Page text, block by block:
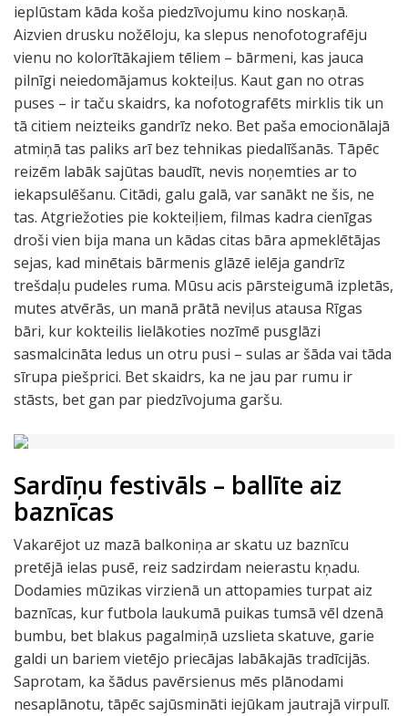
ieplūstam kāda koša piedzīvojumu kino noskaņā.
Aizvien drusku nožēloju, ka slepus nenofotografēju
vienu no kolorītākajiem tēliem – bārmeni, kas jauca
pilnīgi neiedomājamus kokteiļus. Kaut gan no otras
puses – ir taču skaidrs, ka nofotografēts mirklis tik un
tā citiem neizteiks gandrīz neko. Bet paša emocionālajā
atmiņā tas paliks arī bez tehnikas piedalīšanās. Tāpēc
reizēm labāk sajūtas baudīt, nevis noņemties ar to
iekapsulēšanu. Citādi, galu galā, var sanākt ne šis, ne
tas. Atgriežoties pie kokteiļiem, filmas kadra cienīgas
droši vien bija mana un kādas citas bāra apmeklētājas
sejas, kad minētais bārmenis glāzē ielēja gandrīz
trešdaļu pudeles ruma. Mūsu acis pārsteigumā izpletās,
mutes atvērās, un manā prātā neviļus atausa Rīgas
bāri, kur kokteilis lielākoties nozīmē pusglāzi
sasmalcināta ledus un otru pusi – sulas ar šāda vai tāda
sīrupa piešprici. Bet skaidrs, ka ne jau par rumu ir
stāsts, bet gan par piedzīvojuma garšu.
Sardīņu festivāls – ballīte aiz
baznīcas
Vakarējot uz mazā balkoniņa ar skatu uz baznīcu
pretējā ielas pusē, reiz sadzirdam neierastu kņadu.
Dodamies mūzikas virzienā un attopamies turpat aiz
baznīcas, kur futbola laukumā puikas tumsā vēl dzenā
bumbu, bet blakus pagalmiņā uzslieta skatuve, garie
galdi un bariem vietējo priecājas labākajās tradīcijās.
Saprotam, ka šādus pavērsienus mēs plānodami
nesaplānotu, tāpēc sajūsmināti iejūkam jautrajā virpulī.